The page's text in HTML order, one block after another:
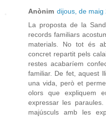
Anònim dijous, de maig
La proposta de la
records familiars
materials. No tot és
concret repartit pels
restes acabaríem
familiar. De fet, aquest
una vida, però et
olors que expliquem
expressar les
majúsculs amb les